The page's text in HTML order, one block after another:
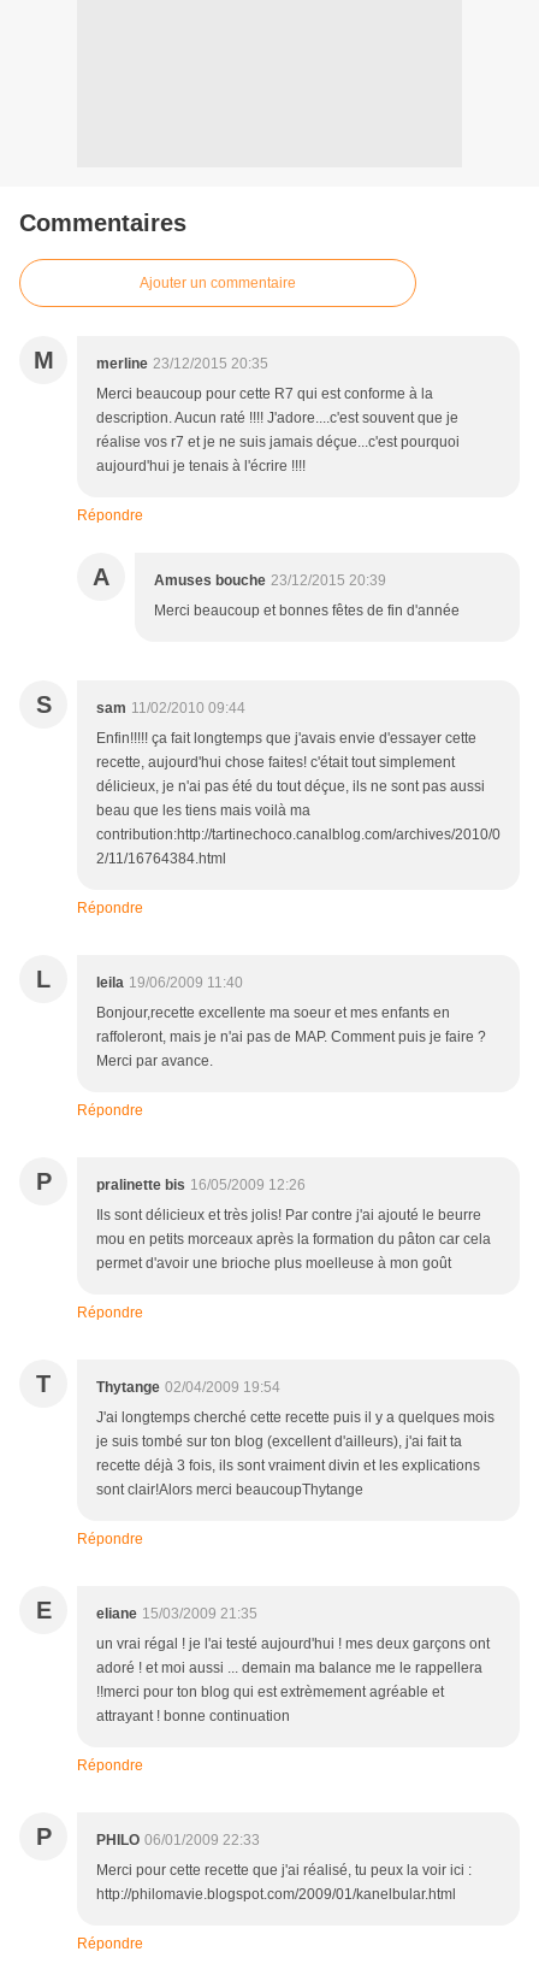
Commentaires
Ajouter un commentaire
M merline 23/12/2015 20:35
Merci beaucoup pour cette R7 qui est conforme à la
description. Aucun raté !!!! J'adore....c'est souvent que je
réalise vos r7 et je ne suis jamais déçue...c'est pourquoi
aujourd'hui je tenais à l'écrire !!!!
Répondre
A Amuses bouche 23/12/2015 20:39
Merci beaucoup et bonnes fêtes de fin d'année
S sam 11/02/2010 09:44
Enfin!!!!! ça fait longtemps que j'avais envie d'essayer cette
recette, aujourd'hui chose faites! c'était tout simplement
délicieux, je n'ai pas été du tout déçue, ils ne sont pas aussi
beau que les tiens mais voilà ma
contribution:http://tartinechoco.canalblog.com/archives/2010/0
2/11/16764384.html
Répondre
L leila 19/06/2009 11:40
Bonjour,recette excellente ma soeur et mes enfants en
raffoleront, mais je n'ai pas de MAP. Comment puis je faire ?
Merci par avance.
Répondre
P pralinette bis 16/05/2009 12:26
Ils sont délicieux et très jolis! Par contre j'ai ajouté le beurre
mou en petits morceaux après la formation du pâton car cela
permet d'avoir une brioche plus moelleuse à mon goût
Répondre
T Thytange 02/04/2009 19:54
J'ai longtemps cherché cette recette puis il y a quelques mois
je suis tombé sur ton blog (excellent d'ailleurs), j'ai fait ta
recette déjà 3 fois, ils sont vraiment divin et les explications
sont clair!Alors merci beaucoupThytange
Répondre
E eliane 15/03/2009 21:35
un vrai régal ! je l'ai testé aujourd'hui ! mes deux garçons ont
adoré ! et moi aussi ... demain ma balance me le rappellera
!!merci pour ton blog qui est extrèmement agréable et
attrayant ! bonne continuation
Répondre
P PHILO 06/01/2009 22:33
Merci pour cette recette que j'ai réalisé, tu peux la voir ici :
http://philomavie.blogspot.com/2009/01/kanelbular.html
Répondre